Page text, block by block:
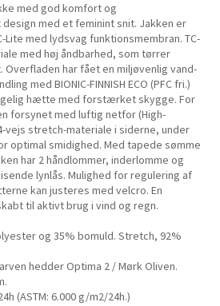
med god komfort og
med et feminint snit. Jakken er
med lydsvag funktionsmembran. TC-
med høj åndbarhed, som tørrer
har fået en miljøvenlig vand-
med BIONIC-FINNISH ECO (PFC fri.)
hætte med forstærket skygge. For
forsynet med luftig netfor (High-
vejs stretch-materiale i siderne, under
optimal smidighed. Med tapede sømme
har 2 håndlommer, inderlomme og
lynlås. Mulighed for regulering af
kan justeres med velcro. En
til aktivt brug i vind og regn.
og 35% bomuld. Stretch, 92%
hedder Optima 2 / Mørk Oliven.
(ASTM: 6.000 g/m2/24h.)